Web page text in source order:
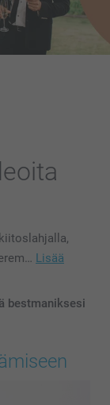
Lisää
bestmaniksesi